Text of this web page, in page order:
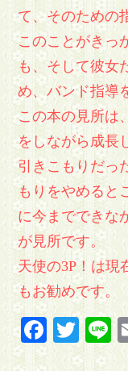
て、そのための
このことがきっ
も、そして彼女
め、バンド指導
この本の見所は
をしながら成長
引きこもりだっ
もりをやめると
に今までできな
が見所です。
天使の3P！は現
もお勧めです。